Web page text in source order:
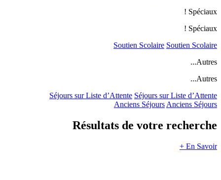
Spéciaux !
Spéciaux !
Soutien Scolaire Soutien Scolaire
Autres...
Autres...
Séjours sur Liste d’Attente Séjours sur Liste d’Attente
Anciens SéjoursAnciens Séjours
Résultats de votre recherche
En Savoir +